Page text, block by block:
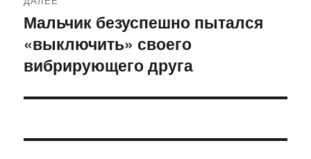
Следующая
запись:
Мальчик безуспешно пытался
«выключить» своего
вибрирующего друга